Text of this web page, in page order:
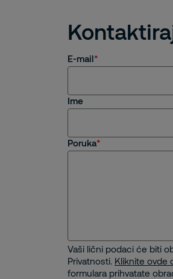
E-mail
Ime
Poruka
Vaši lični podaci će biti
Privatnosti. Kliknite ovde
formulara prihvatate